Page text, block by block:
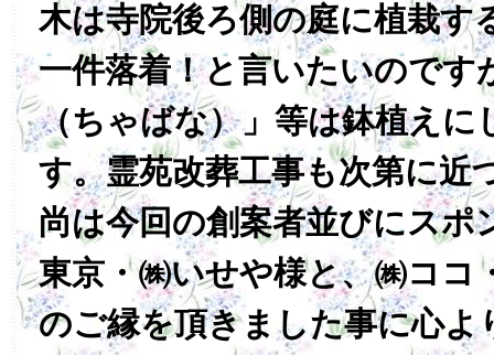
木は寺院後ろ側の庭に植栽す
一件落着！と言いたいのです
（ちゃばな）」等は鉢植えに
す。霊苑改葬工事も次第に近
尚は今回の創案者並びにスポ
東京・㈱いせや様と、㈱ココ
のご縁を頂きました事に心よ